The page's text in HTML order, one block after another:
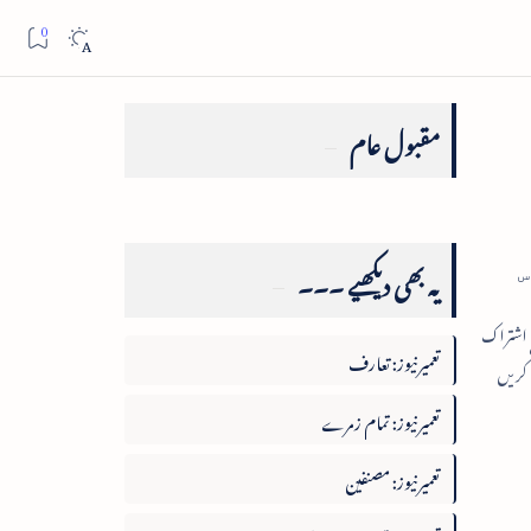
مقبول عام
یہ بھی دیکھیے ۔۔۔
تعمیرنیوز: تعارف
تعمیرنیوز: تمام زمرے
تعمیرنیوز: مصنفین